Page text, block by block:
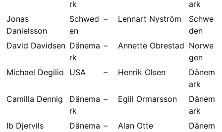
rk
ark
Jonas
Danielsson
Schwed
en
– Lennart Nyström
Schwe
den
David Davidsen Dänema
rk
– Annette Obrestad Norwe
gen
Michael Degilio
USA – Henrik Olsen
Dänem
ark
Camilla Dennig
Dänema
rk
– Egill Ormarsson
Dänem
ark
Ib Djervils
Dänema – Alan Otte
Dänem